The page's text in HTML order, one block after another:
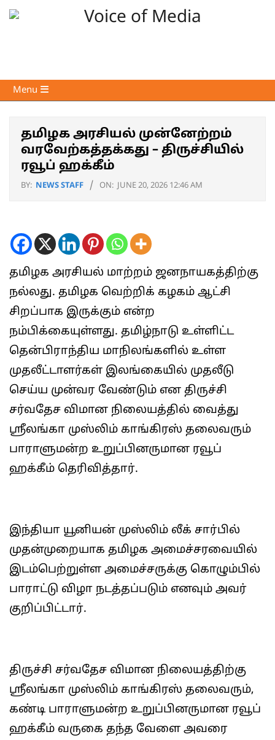
Skip
Voice
of
Primary
Navigation
Menu
தமிழக அரசியல் முன்னேற்றம்
வரவேற்கத்தக்கது – திருச்சியில்
ரவூப் ஹக்கீம்
BY: NEWS STAFF ON: JUNE 20, 2026 12:46 AM
தமிழக அரசியல் மாற்றம் ஜனநாயகத்திற்கு
நல்லது. தமிழக வெற்றிக் கழகம் ஆட்சி
சிறப்பாக இருக்கும் என்ற
நம்பிக்கையுள்ளது. தமிழ்நாடு உள்ளிட்ட
தென்பிராந்திய மாநிலங்களில் உள்ள
முதலீட்டாளர்கள் இலங்கையில் முதலீடு
செய்ய முன்வர வேண்டும் என திருச்சி
சர்வதேச விமான நிலையத்தில் வைத்து
ஸ்ரீலங்கா முஸ்லிம் காங்கிரஸ் தலைவரும்
பாராளுமன்ற உறுப்பினருமான ரவூப்
ஹக்கீம் தெரிவித்தார்.
இந்தியா யூனியன் முஸ்லிம் லீக் சார்பில்
முதன்முறையாக தமிழக அமைச்சரவையில்
இடம்பெற்றுள்ள அமைச்சருக்கு கொழும்பில்
பாராட்டு விழா நடத்தப்படும் எனவும் அவர்
குறிப்பிட்டார்.
திருச்சி சர்வதேச விமான நிலையத்திற்கு
ஸ்ரீலங்கா முஸ்லிம் காங்கிரஸ் தலைவரும்,
கண்டி பாராளுமன்ற உறுப்பினருமான ரவூப்
ஹக்கீம் வருகை தந்த வேளை அவரை